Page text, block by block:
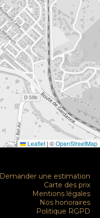
Leaflet | ©OpenStreetMap
Demander une estimation
Carte des prix
Mentions légales
Nos honoraires
Politique RGPD